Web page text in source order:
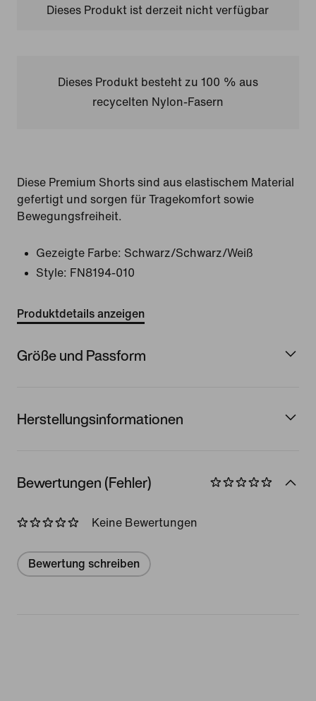
Dieses Produkt ist derzeit nicht verfügbar
Dieses Produkt besteht zu 100 % aus
recycelten Nylon-Fasern
Diese Premium Shorts sind aus elastischem Material
gefertigt und sorgen für Tragekomfort sowie
Bewegungsfreiheit.
Gezeigte Farbe: Schwarz/Schwarz/Weiß
Style: FN8194-010
Produktdetails anzeigen
Größe und Passform
Herstellungsinformationen
Bewertungen (Fehler)
Keine Bewertungen
Bewertung schreiben